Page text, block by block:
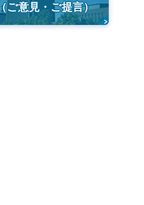
（ご意見・ご提言）